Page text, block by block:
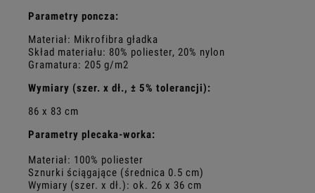
Parametry poncza:
Materiał: Mikrofibra gładka
Skład materiału: 80% poliester, 20% nylon
Gramatura: 205 g/m2
Wymiary (szer. x dł., ± 5% tolerancji):
86 x 83 cm
Parametry plecaka-worka:
Materiał: 100% poliester
Sznurki ściągające (średnica 0.5 cm)
Wymiary (szer. x dł.): ok. 26 x 36 cm